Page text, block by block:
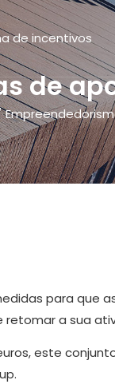
de incentivos
de
para que
a sua
este